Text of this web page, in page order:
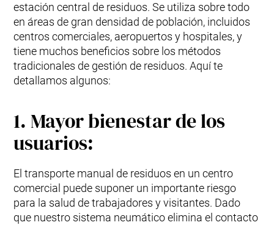
estación central de residuos. Se utiliza sobre todo
en áreas de gran densidad de población, incluidos
centros comerciales, aeropuertos y hospitales, y
tiene muchos beneficios sobre los métodos
tradicionales de gestión de residuos. Aquí te
detallamos algunos:
1. Mayor bienestar de los
usuarios:
El transporte manual de residuos en un centro
comercial puede suponer un importante riesgo
para la salud de trabajadores y visitantes. Dado
que nuestro sistema neumático elimina el contacto